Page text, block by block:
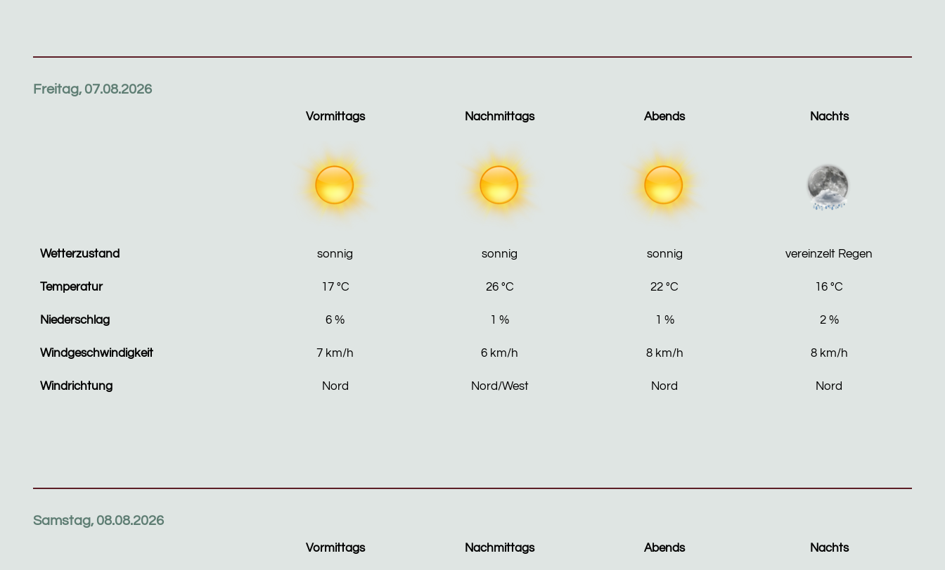
Freitag, 07.08.2026
Vormittags Nachmittags Abends Nachts
Wetterzustand sonnig sonnig sonnig vereinzelt Regen
Temperatur 17 °C 26 °C 22 °C 16 °C
Niederschlag 6 % 1 % 1 % 2 %
Windgeschwindigkeit 7 km/h 6 km/h 8 km/h 8 km/h
Windrichtung Nord Nord/West Nord Nord
Samstag, 08.08.2026
Vormittags Nachmittags Abends Nachts